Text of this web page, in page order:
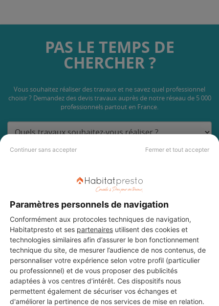
Continuer sans accepter Fermer et tout accepter
Paramètres personnels de navigation
Conformément aux protocoles techniques de navigation,
Habitatpresto et ses partenaires utilisent des cookies et
technologies similaires afin d’assurer le bon fonctionnement
technique du site, de mesurer l’audience de nos contenus, de
personnaliser votre expérience selon votre profil (particulier
ou professionnel) et de vous proposer des publicités
adaptées à vos centres d’intérêt. Ces dispositifs nous
permettent également de sécuriser vos échanges et
d'améliorer la pertinence de nos services de mise en relation.
PAS LE TEMPS DE
CHERCHER ?
Vous souhaitez réaliser des travaux et ne savez quel professionnel
choisir ? Demandez des devis travaux auprès de notre réseau de 5 000
professionnels partout en France.
DEMANDER UN DEVIS
Les 1 autres Menuisiers pour
vos travaux à Foncine-le-Haut
BOURGEOIS PHILIPPE
Foncine-le-Haut